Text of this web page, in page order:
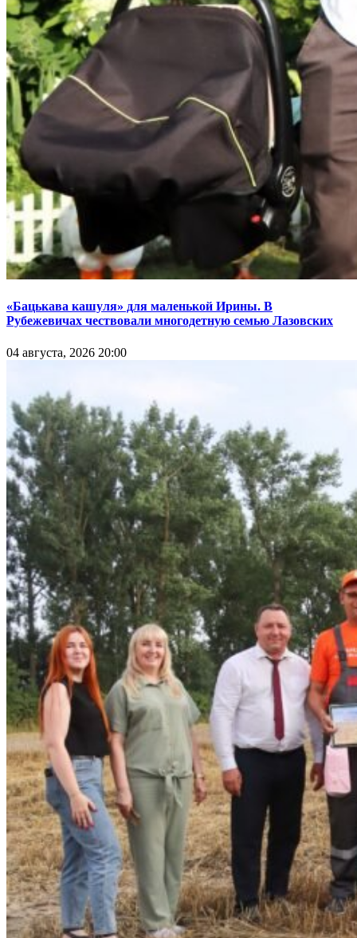
«Бацькава кашуля» для маленькой Ирины. В
Рубежевичах чествовали многодетную семью Лазовских
04 августа, 2026 20:00